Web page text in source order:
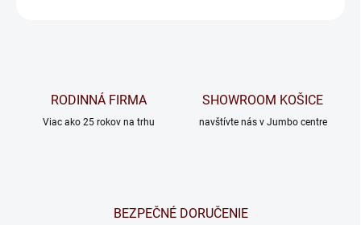
RODINNÁ FIRMA
Viac ako 25 rokov na trhu
SHOWROOM KOŠICE
navštívte nás v Jumbo centre
BEZPEČNÉ DORUČENIE